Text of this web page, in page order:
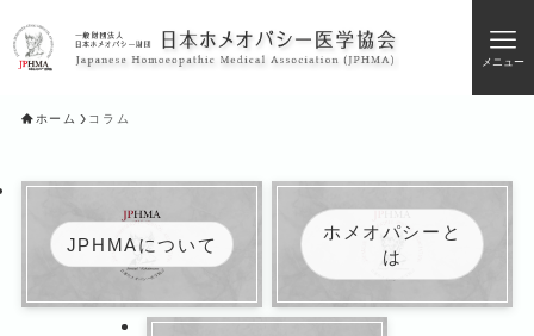
メニュー
ホーム コラム
JPHMAについて
ホメオパシーと
は